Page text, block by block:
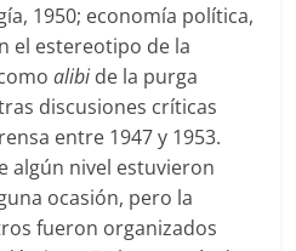
1950; economía política,
el estereotipo de la
alibi de la purga
discusiones críticas
entre 1947 y 1953.
algún nivel estuvieron
ocasión, pero la
fueron organizados